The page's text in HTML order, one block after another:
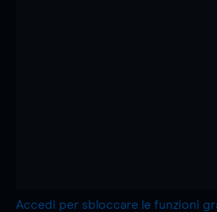
Accedi per sbloccare le funzioni